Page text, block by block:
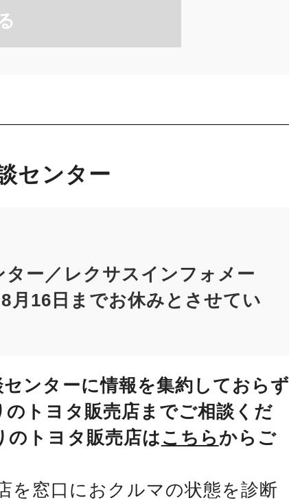
センター
ター／レクサスインフォメー
月16日までお休みとさせてい
ンターに情報を集約しておらず
トヨタ販売店までご相談くだ
のトヨタ販売店は こちら からご
を窓口におクルマの状態を診断